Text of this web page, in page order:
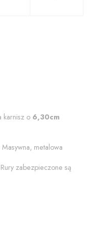
karnisz o 6,30cm
Masywna, metalowa
zabezpieczone są